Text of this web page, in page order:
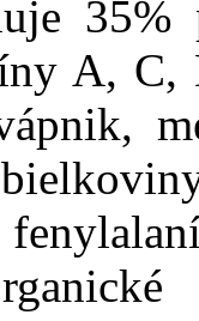
A, C,